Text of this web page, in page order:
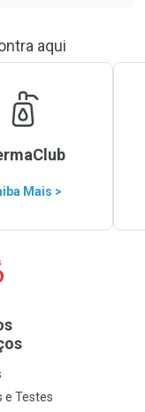
aqui
Mais >
e Testes